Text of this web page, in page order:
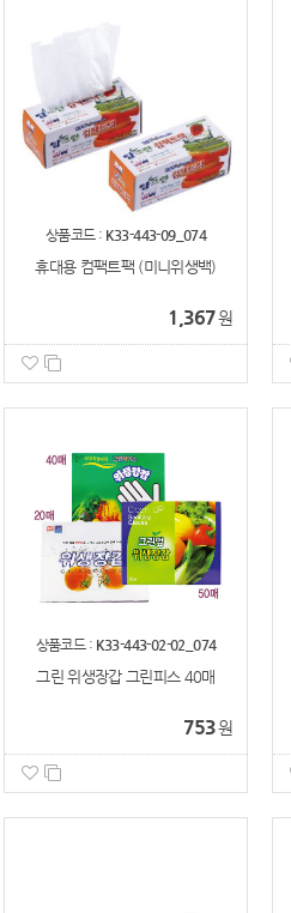
상품코드 : K33-443-09_074
휴대용 컴팩트팩 (미니위생백)
1,367원
상품코드 : K33-443-02-02_074
그린 위생장갑 그린피스 40매
753원